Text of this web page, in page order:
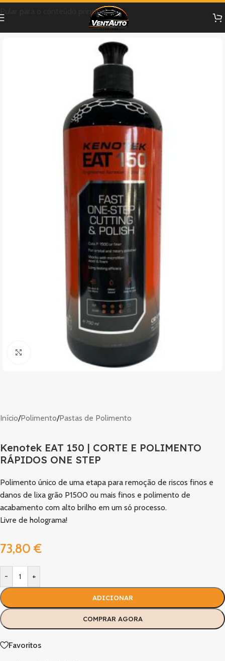
Pular para o conteúdo principal
Clique para ampliar
Início/Polimento/Pastas de Polimento
Kenotek EAT 150 | CORTE E POLIMENTO
RÁPIDOS ONE STEP
Polimento único de uma etapa para remoção de riscos finos e
danos de lixa grão P1500 ou mais finos e polimento de
acabamento com alto brilho em um só processo.
Livre de holograma!
73,80 €
- +
ADICIONAR
COMPRAR AGORA
Favoritos